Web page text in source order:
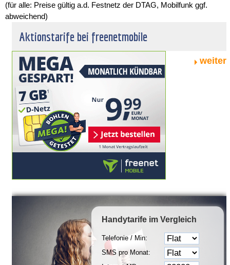
(für alle: Preise gültig a.d. Festnetz der DTAG, Mobilfunk ggf.
abweichend)
Aktionstarife bei freenetmobile
weiter
Handytarife im Vergleich
Telefonie / Min:
SMS pro Monat: